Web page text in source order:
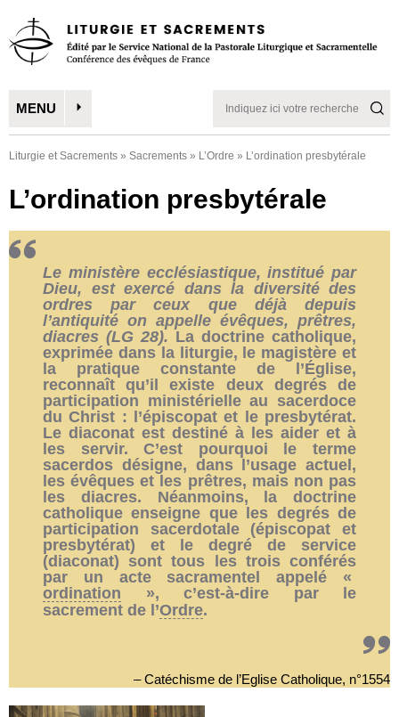
MENU
Liturgie et Sacrements » Sacrements » L’Ordre » L’ordination presbytérale
L’ordination presbytérale
Le ministère ecclésiastique, institué par
Dieu, est exercé dans la diversité des
ordres par ceux que déjà depuis
l’antiquité on appelle évêques, prêtres,
diacres (LG 28). La doctrine catholique,
exprimée dans la liturgie, le magistère et
la pratique constante de l’Église,
reconnaît qu’il existe deux degrés de
participation ministérielle au sacerdoce
du Christ : l’épiscopat et le presbytérat.
Le diaconat est destiné à les aider et à
les servir. C’est pourquoi le terme
sacerdos désigne, dans l’usage actuel,
les évêques et les prêtres, mais non pas
les diacres. Néanmoins, la doctrine
catholique enseigne que les degrés de
participation sacerdotale (épiscopat et
presbytérat) et le degré de service
(diaconat) sont tous les trois conférés
par un acte sacramentel appelé «
ordination », c’est-à-dire par le
sacrement de l’Ordre.
– Catéchisme de l’Eglise Catholique, n°1554